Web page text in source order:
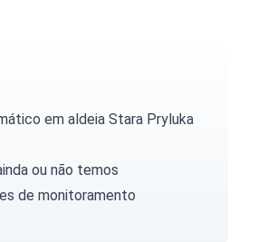
em aldeia Stara Pryluka
ou não temos
de monitoramento